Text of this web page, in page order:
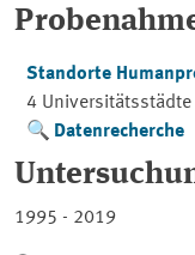
Standorte
4
Datenrecherche
1995 - 2019